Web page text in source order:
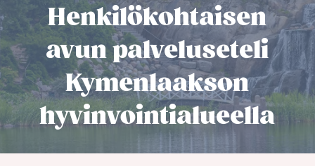
Henkilökohtaisen
avun palveluseteli
Kymenlaakson
hyvinvointialueella